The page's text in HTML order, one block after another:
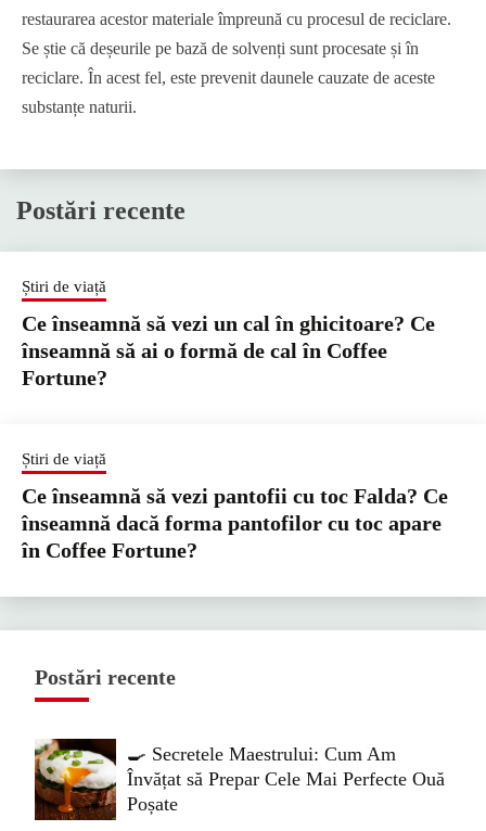
restaurarea acestor materiale împreună cu procesul de reciclare.
Se știe că deșeurile pe bază de solvenți sunt procesate și în
reciclare. În acest fel, este prevenit daunele cauzate de aceste
substanțe naturii.
Postări recente
Știri de viață
Ce înseamnă să vezi un cal în ghicitoare? Ce
înseamnă să ai o formă de cal în Coffee
Fortune?
Știri de viață
Ce înseamnă să vezi pantofii cu toc Falda? Ce
înseamnă dacă forma pantofilor cu toc apare
în Coffee Fortune?
Postări recente
🍳 Secretele Maestrului: Cum Am
Învățat să Prepar Cele Mai Perfecte Ouă
Poșate